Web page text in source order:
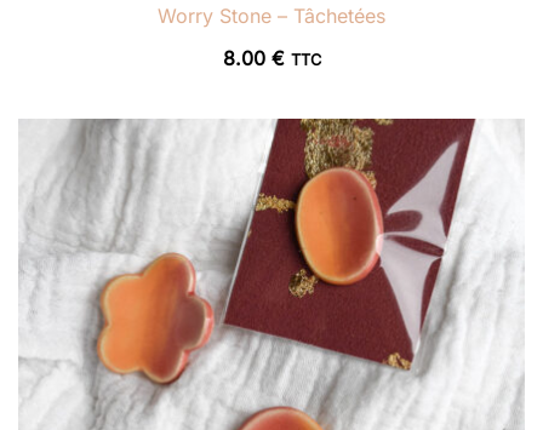
Worry Stone – Tâchetées
8.00 € TTC